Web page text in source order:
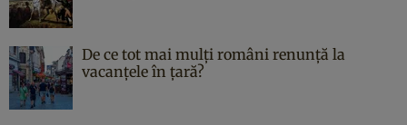
De ce tot mai mulți români renunță la
vacanțele în țară?